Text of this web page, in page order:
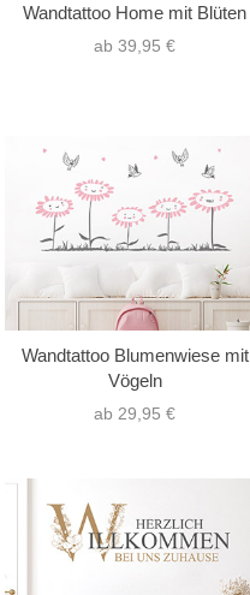
Wandtattoo Home mit Blüten
ab 39,95 €
Wandtattoo Blumenwiese mit
Vögeln
ab 29,95 €